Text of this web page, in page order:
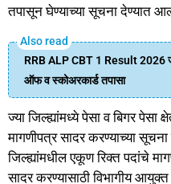
तपासून घेण्याच्या सूचना देण्यात
RRB ALP CBT 1 Result 2026
ऑफ व स्कोअरकार्ड तपासा
ज्या जिल्ह्यांमध्ये पेसा व बिगर पेसा
मागणीपत्र सादर करण्याच्या
जिल्ह्यांमधील एकूण रिक्त पदांचे
सादर करण्यासाठी विभागीय आयुक्त